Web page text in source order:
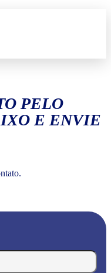
PELO
E ENVIE